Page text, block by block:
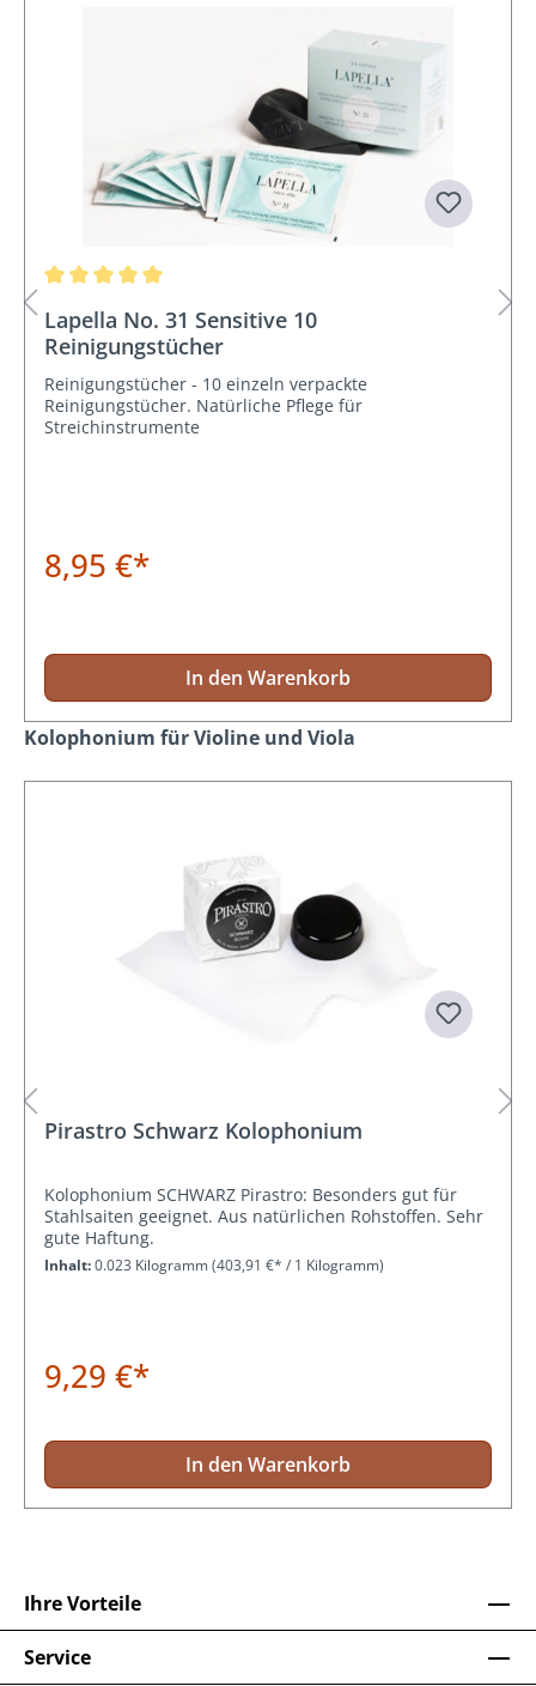
Lapella No. 31 Sensitive 10
Reinigungstücher
Reinigungstücher - 10 einzeln verpackte
Reinigungstücher. Natürliche Pflege für
Streichinstrumente
8,95 €*
In den Warenkorb
Produktgalerie überspringen
Kolophonium für Violine und Viola
Pirastro Schwarz Kolophonium
Kolophonium SCHWARZ Pirastro: Besonders gut für
Stahlsaiten geeignet. Aus natürlichen Rohstoffen. Sehr
gute Haftung.
Inhalt:0.023 Kilogramm(403,91 €* / 1 Kilogramm)
9,29 €*
In den Warenkorb
Ihre Vorteile
Service